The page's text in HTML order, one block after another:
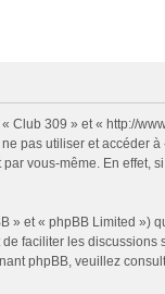
309 » et « http://
pas utiliser et
vous-même. En effet,
et « phpBB Limited »)
faciliter les
phpBB, veuillez